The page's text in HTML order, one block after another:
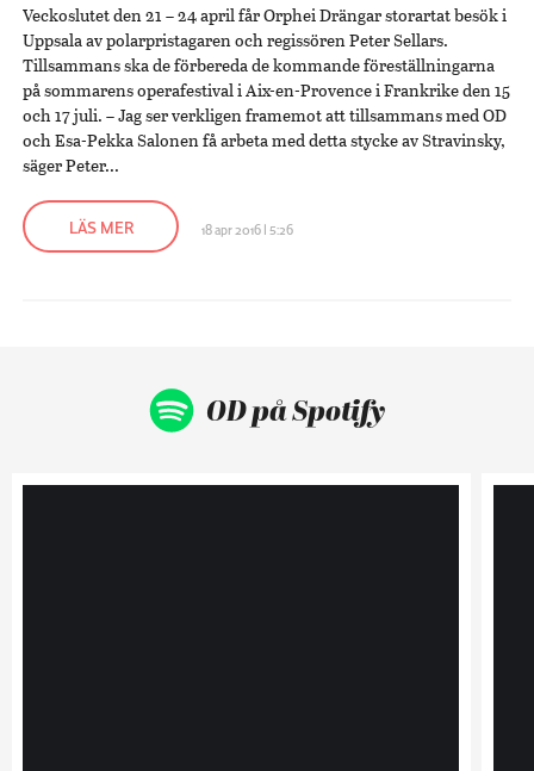
Veckoslutet den 21 – 24 april får Orphei Drängar storartat besök i
Uppsala av polarpristagaren och regissören Peter Sellars.
Tillsammans ska de förbereda de kommande föreställningarna
på sommarens operafestival i Aix-en-Provence i Frankrike den 15
och 17 juli. – Jag ser verkligen framemot att tillsammans med OD
och Esa-Pekka Salonen få arbeta med detta stycke av Stravinsky,
säger Peter...
LÄS MER 18 apr 2016 | 5:26
OD på Spotify